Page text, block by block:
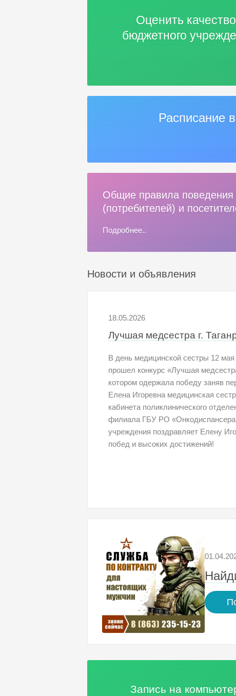
Оценить
бюджетного
Расписание
Общие правила поведения
(потребителей) и
Подробнее..
Новости и объявления
18.05.2026
Лучшая медсестра г.
В день медицинской сестры 12
прошел конкурс «Лучшая
котором одержала победу заняв
Елена Игоревна медицинская
кабинета поликлинического
филиала ГБУ РО
учреждения поздравляет Елену
побед и высоких достижений!
Запись на